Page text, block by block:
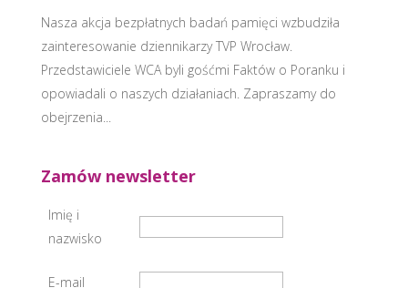
Nasza akcja bezpłatnych badań pamięci wzbudziła
zainteresowanie dziennikarzy TVP Wrocław.
Przedstawiciele WCA byli gośćmi Faktów o Poranku i
opowiadali o naszych działaniach. Zapraszamy do
obejrzenia...
Zamów newsletter
Imię i
nazwisko
E-mail